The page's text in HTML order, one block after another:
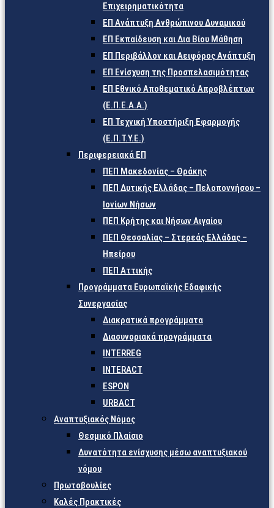
Επιχειρηματικότητα
ΕΠ Ανάπτυξη Ανθρώπινου Δυναμικού
ΕΠ Εκπαίδευση και Δια Βίου Μάθηση
ΕΠ Περιβάλλον και Αειφόρος Ανάπτυξη
ΕΠ Ενίσχυση της Προσπελασιμότητας
ΕΠ Εθνικό Αποθεματικό Απροβλέπτων
(Ε.Π.Ε.Α.Α.)
ΕΠ Τεχνική Υποστήριξη Εφαρμογής
(Ε.Π.Τ.Υ.Ε.)
Περιφερειακά ΕΠ
ΠΕΠ Μακεδονίας – Θράκης
ΠΕΠ Δυτικής Ελλάδας – Πελοποννήσου –
Ιονίων Νήσων
ΠΕΠ Κρήτης και Νήσων Αιγαίου
ΠΕΠ Θεσσαλίας – Στερεάς Ελλάδας –
Ηπείρου
ΠΕΠ Αττικής
Προγράμματα Ευρωπαϊκής Εδαφικής
Συνεργασίας
Διακρατικά προγράμματα
Διασυνοριακά προγράμματα
INTERREG
INTERACT
ESPON
URBACT
Αναπτυξιακός Νόμος
Θεσμικό Πλαίσιο
Δυνατότητα ενίσχυσης μέσω αναπτυξιακού
νόμου
Πρωτοβουλίες
Καλές Πρακτικές